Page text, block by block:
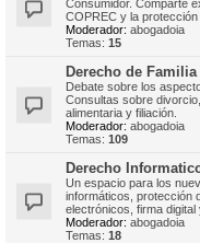
Consumidor. Comparte
COPREC y la
Moderador: abogadoia
Temas: 15
Derecho de Familia
Debate sobre los
Consultas sobre
alimentaria y filiación.
Moderador: abogadoia
Temas: 109
Derecho
Un espacio para los
informáticos, protección
electrónicos, firma digital
Moderador: abogadoia
Temas: 18